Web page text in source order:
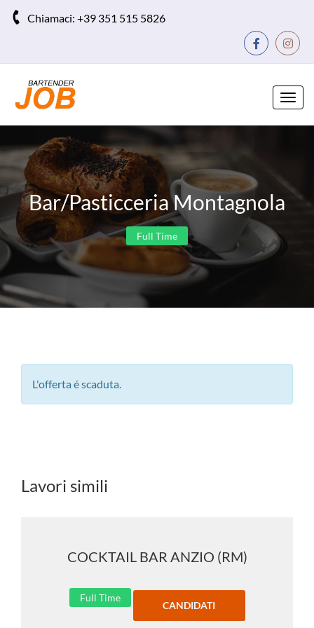
Chiamaci: +39 351 515 5826
Bar/Pasticceria Montagnola
Full Time
L'offerta é scaduta.
Lavori simili
COCKTAIL BAR ANZIO (RM)
Full Time
CANDIDATI